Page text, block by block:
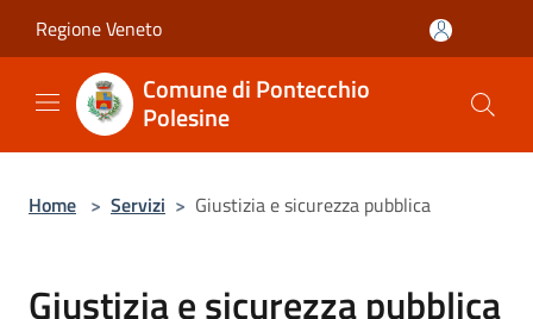
Regione Veneto
Comune di Pontecchio
Polesine
Home > Servizi > Giustizia e sicurezza pubblica
Giustizia e sicurezza pubblica